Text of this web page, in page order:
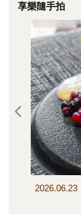
享樂隨手拍